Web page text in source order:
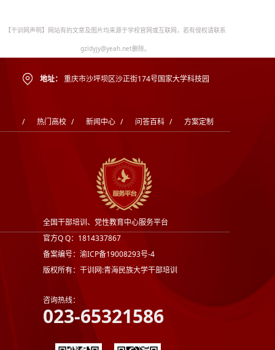
【干训网声明】网站有的文章及图片均来源于学校官网或互联网，若有侵权请联系
gzldyjy@yeah.net删除。
地址： 重庆市沙坪坝区沙正街174号国家大学科技园
/ 热门高校 / 新闻中心 / 问答百科 / 方案定制
全国干部培训、党性教育中心服务平台
官方Q Q：1814337867
备案编号：渝ICP备19008293号-4
版权所有：干训网:青海民族大学干部培训
咨询热线：
023-65321586